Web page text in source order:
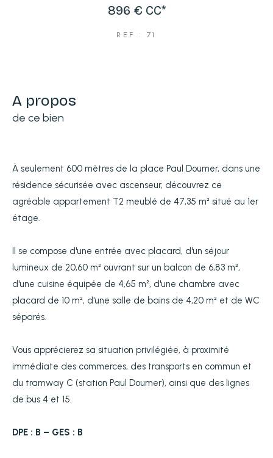
896 € CC*
REF : 71
a propos
de ce bien
À seulement 600 mètres de la place Paul Doumer, dans une
résidence sécurisée avec ascenseur, découvrez ce
agréable appartement T2 meublé de 47,35 m² situé au 1er
étage.
Il se compose d'une entrée avec placard, d'un séjour
lumineux de 20,60 m² ouvrant sur un balcon de 6,83 m²,
d'une cuisine équipée de 4,65 m², d'une chambre avec
placard de 10 m², d'une salle de bains de 4,20 m² et de WC
séparés.
Vous apprécierez sa situation privilégiée, à proximité
immédiate des commerces, des transports en commun et
du tramway C (station Paul Doumer), ainsi que des lignes
de bus 4 et 15.
DPE : B – GES : B